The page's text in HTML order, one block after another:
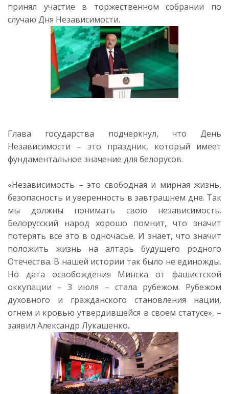
принял участие в торжественном собрании по
случаю Дня Независимости.
Глава государства подчеркнул, что День
Независимости – это праздник, который имеет
фундаментальное значение для белорусов.
«Независимость – это свободная и мирная жизнь,
безопасность и уверенность в завтрашнем дне. Так
мы должны понимать свою независимость.
Белорусский народ хорошо помнит, что значит
потерять все это в одночасье. И знает, что значит
положить жизнь на алтарь будущего родного
Отечества. В нашей истории так было не единожды.
Но дата освобождения Минска от фашистской
оккупации – 3 июля – стала рубежом. Рубежом
духовного и гражданского становления нации,
огнем и кровью утвердившейся в своем статусе», –
заявил Александр Лукашенко.